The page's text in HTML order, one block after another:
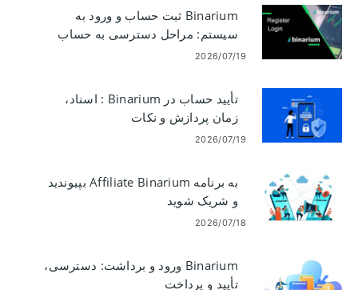
Binarium ثبت حساب و ورود به
سیستم: مراحل دسترسی به حساب
2026/07/19
تأیید حساب در Binarium : اسناد،
زمان پردازش و نکات
2026/07/19
به برنامه Affiliate Binarium بپیوندید
و شریک شوید
2026/07/18
Binarium ورود و برداشت: دسترسی،
تأیید و پرداخت